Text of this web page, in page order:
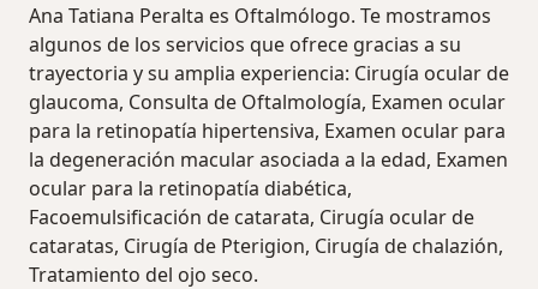
Ana Tatiana Peralta es Oftalmólogo. Te mostramos
algunos de los servicios que ofrece gracias a su
trayectoria y su amplia experiencia: Cirugía ocular de
glaucoma, Consulta de Oftalmología, Examen ocular
para la retinopatía hipertensiva, Examen ocular para
la degeneración macular asociada a la edad, Examen
ocular para la retinopatía diabética,
Facoemulsificación de catarata, Cirugía ocular de
cataratas, Cirugía de Pterigion, Cirugía de chalazión,
Tratamiento del ojo seco.